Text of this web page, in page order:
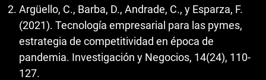
Argüello, C., Barba, D., Andrade, C., y Esparza, F.
(2021). Tecnología empresarial para las pymes,
estrategia de competitividad en época de
pandemia. Investigación y Negocios, 14(24), 110-
127.